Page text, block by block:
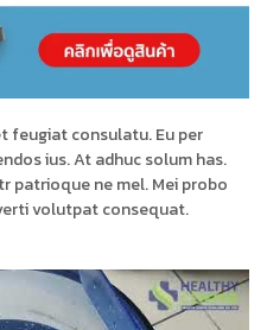
feugiat consulatu. Eu per
ius. At adhuc solum has.
patrioque ne mel. Mei probo
volutpat consequat.